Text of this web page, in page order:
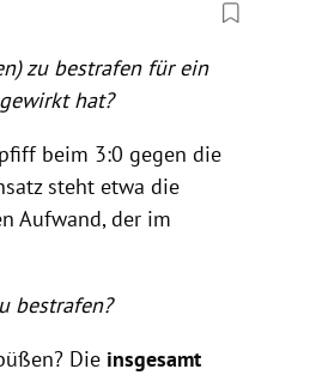
zu bestrafen für ein
hat?
beim 3:0 gegen die
steht etwa die
Aufwand, der im
bestrafen?
Dieinsgesamt